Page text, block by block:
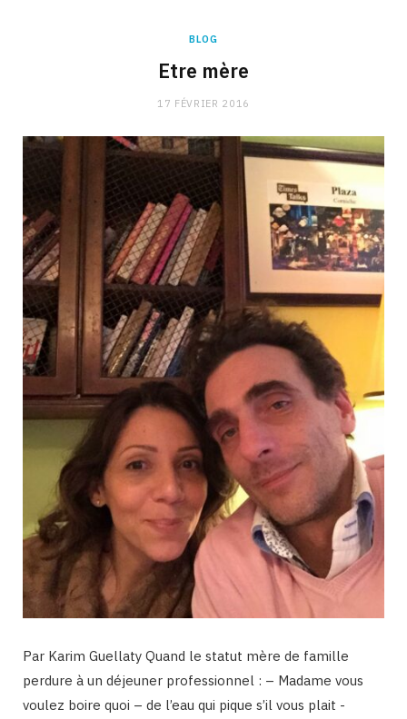
BLOG
Etre mère
17 FÉVRIER 2016
Par Karim Guellaty Quand le statut mère de famille
perdure à un déjeuner professionnel : – Madame vous
voulez boire quoi – de l’eau qui pique s’il vous plait -